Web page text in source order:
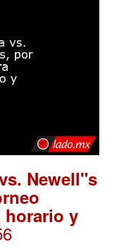
Newell"s
horario y